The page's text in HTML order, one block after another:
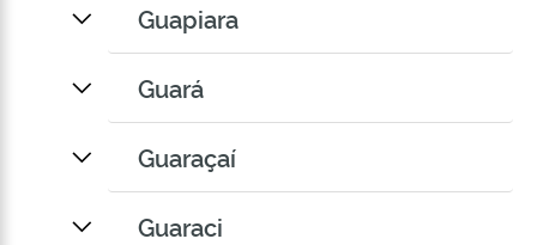
Guapiara
Guará
Guaraçaí
Guaraci